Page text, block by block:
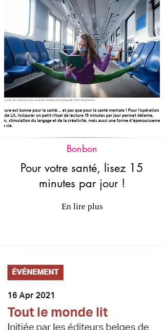
Bonbon
Pour votre santé, lisez 15
minutes par jour !
En lire plus